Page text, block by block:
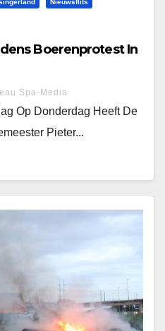
Nieuwsflits
Boerenprotest In
Spa-Media
Op Donderdag Heeft De
Pieter...